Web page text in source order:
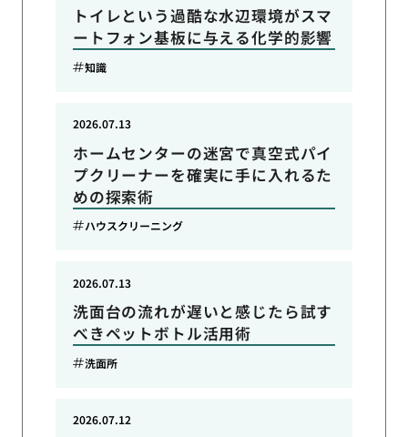
トイレという過酷な水辺環境がスマ
ートフォン基板に与える化学的影響
知識
ホームセンターの迷宮で真空式パイ
プクリーナーを確実に手に入れるた
めの探索術
2026.07.13
ハウスクリーニング
洗面台の流れが遅いと感じたら試す
べきペットボトル活用術
2026.07.13
洗面所
2026.07.12